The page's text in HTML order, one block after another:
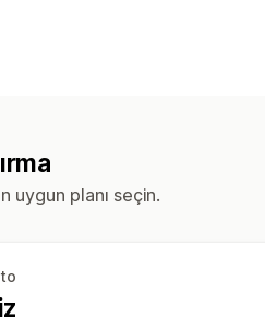
uygun planı seçin.